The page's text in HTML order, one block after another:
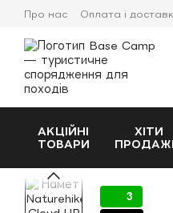
Перейти до основного
Про нас Оплата і
АКЦІЙНІ
ТОВАРИ
ХІТИ
3